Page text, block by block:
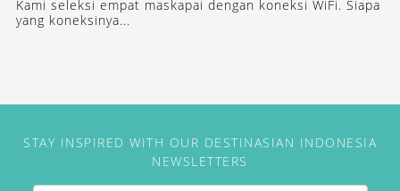
Kami seleksi empat maskapai dengan koneksi WiFi. Siapa
yang koneksinya...
STAY INSPIRED WITH OUR DESTINASIAN INDONESIA
NEWSLETTERS